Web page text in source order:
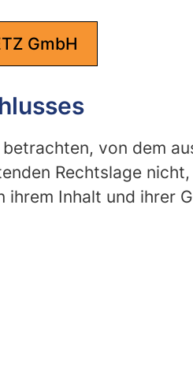
GmbH
von dem
Rechtslage
ihrem Inhalt und ihrer